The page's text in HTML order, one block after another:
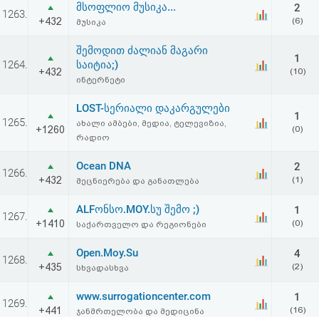
პაროლის
HTML
კოდი
შეთანხმება
და
უარყოფა
1263.
+432
მსოფლიო მუსიკა...
მუსიკა
2
(6)
1264.
+432
შემოდით ძალიან მაგარი
საიტია;)
ინტერნეტი
1
(10)
1265.
+1260
LOST-სერიალი დაკარგულები
ახალი ამბები, მედია, ტელევიზია,
რადიო
1
(0)
1266.
+432
Ocean DNA
მეცნიერება და განათლება
2
(1)
1267.
+1410
ALFონსო.MOY.სუ შემო ;)
საქართველო და რეგიონები
1
(0)
1268.
+435
Open.Moy.Su
სხვადასხვა
4
(2)
1269.
+441
www.surrogationcenter.com
ჯანმრთელობა და მედიცინა
1
(16)